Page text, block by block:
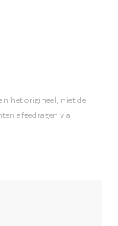
het origineel, niet de
afgedragen via